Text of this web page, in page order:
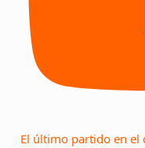
El último partido en el